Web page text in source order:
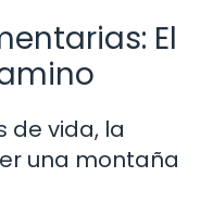
El
de vida, la
una montaña